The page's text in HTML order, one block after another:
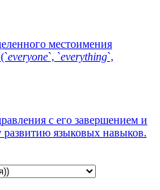
местоимения
everyone`, `everything`,
с его завершением и
языковых навыков.